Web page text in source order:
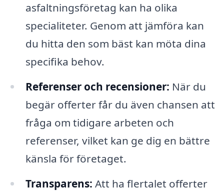
asfaltningsföretag kan ha olika
specialiteter. Genom att jämföra kan
du hitta den som bäst kan möta dina
specifika behov.
Referenser och recensioner: När du
begär offerter får du även chansen att
fråga om tidigare arbeten och
referenser, vilket kan ge dig en bättre
känsla för företaget.
Transparens: Att ha flertalet offerter